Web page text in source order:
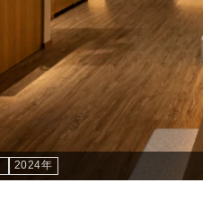
2024年